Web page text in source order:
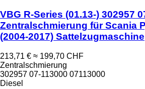
VBG R-Series (01.13-) 302957
Zentralschmierung für Scania
(2004-2017) Sattelzugmaschine
213,71 € ≈ 199,70 CHF
Zentralschmierung
302957 07-113000 07113000
Diesel